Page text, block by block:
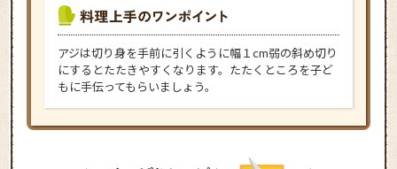
アジは切り身を手前に引くように幅１cm弱の斜め切り
にするとたたきやすくなります。たたくところを子ど
もに手伝ってもらいましょう。